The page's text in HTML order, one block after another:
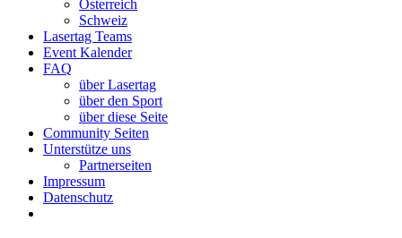
Österreich
Schweiz
Lasertag Teams
Event Kalender
FAQ
über Lasertag
über den Sport
über diese Seite
Community Seiten
Unterstütze uns
Partnerseiten
Impressum
Datenschutz